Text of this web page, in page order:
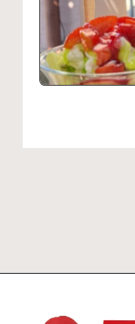
Posted
in